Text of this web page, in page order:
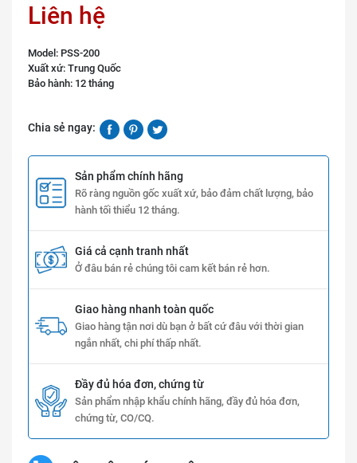
Liên hệ
Model: PSS-200
Xuất xứ: Trung Quốc
Bảo hành: 12 tháng
Chia sẻ ngay:
Sản phẩm chính hãng
Rõ ràng nguồn gốc xuất xứ, bảo đảm chất lượng, bảo
hành tối thiểu 12 tháng.
Giá cả cạnh tranh nhất
Ở đâu bán rẻ chúng tôi cam kết bán rẻ hơn.
Giao hàng nhanh toàn quốc
Giao hàng tận nơi dù bạn ở bất cứ đâu với thời gian
ngắn nhất, chi phí thấp nhất.
Đầy đủ hóa đơn, chứng từ
Sản phẩm nhập khẩu chính hãng, đầy đủ hóa đơn,
chứng từ, CO/CQ.